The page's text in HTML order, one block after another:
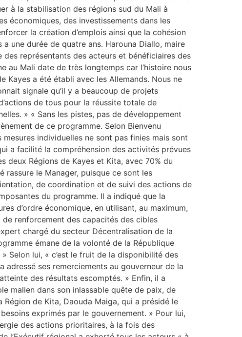
à la stabilisation des régions sud du Mali à
économiques, des investissements dans les
la création d’emplois ainsi que la cohésion
une durée de quatre ans. Harouna Diallo, maire
représentants des acteurs et bénéficiaires des
au Mali date de très longtemps car l’histoire nous
Kayes a été établi avec les Allemands. Nous ne
signale qu’il y a beaucoup de projets
de tous pour la réussite totale de
» « Sans les pistes, pas de développement
de ce programme. Selon Bienvenu
individuelles ne sont pas finies mais sont
a facilité la compréhension des activités prévues
deux Régions de Kayes et Kita, avec 70% du
rassure le Manager, puisque ce sont les
de coordination et de suivi des actions de
du programme. Il a indiqué que la
d’ordre économique, en utilisant, au maximum,
renforcement des capacités des cibles
chargé du secteur Décentralisation de la
émane de la volonté de la République
Selon lui, « c’est le fruit de la disponibilité des
adressé ses remerciements au gouverneur de la
des résultats escomptés. » Enfin, il a
malien dans son inlassable quête de paix, de
de Kita, Daouda Maiga, qui a présidé le
exprimés par le gouvernement. » Pour lui,
des actions prioritaires, à la fois des